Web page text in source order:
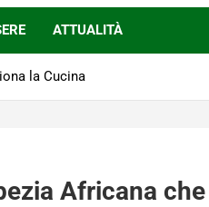
ATTUALITÀ
la Cucina
Africana che